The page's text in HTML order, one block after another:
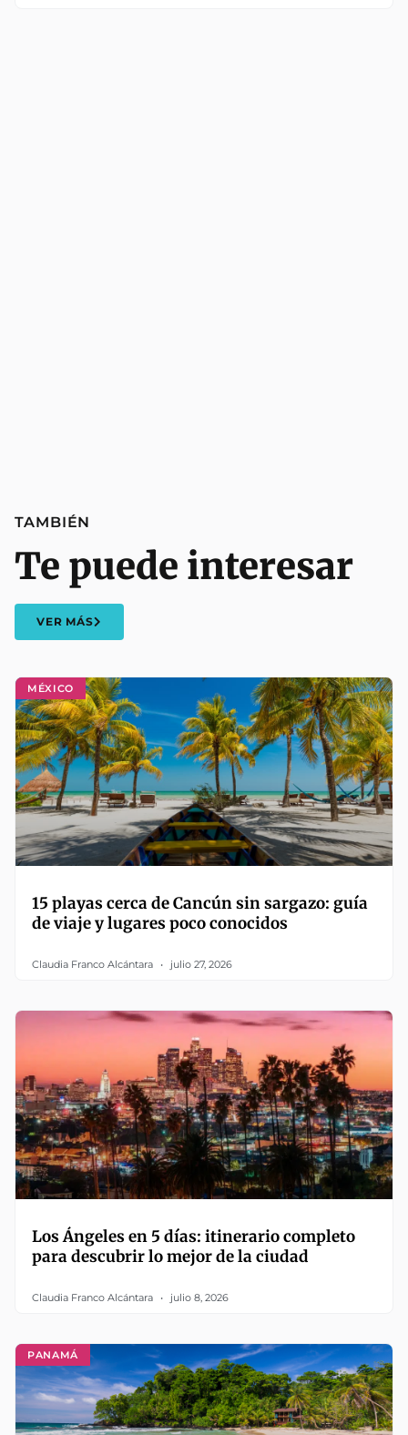
MÉXICO
15 playas cerca de Cancún sin sargazo: guía
de viaje y lugares poco conocidos
Claudia Franco Alcántara julio 27, 2026
Los Ángeles en 5 días: itinerario completo
para descubrir lo mejor de la ciudad
Claudia Franco Alcántara julio 8, 2026
PANAMÁ
TAMBIÉN
Te puede interesar
VER MÁS